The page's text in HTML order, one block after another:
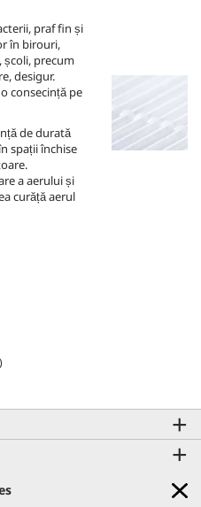
praf fin și
în birouri,
școli, precum
desigur.
consecință pe
de durată
spații închise
a aerului și
curăță aerul